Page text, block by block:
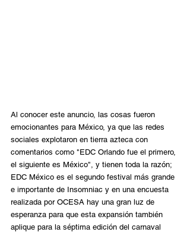
Al conocer este anuncio, las cosas fueron
emocionantes para México, ya que las redes
sociales explotaron en tierra azteca con
comentarios como "EDC Orlando fue el primero,
el siguiente es México", y tienen toda la razón;
EDC México es el segundo festival más grande
e importante de Insomniac y en una encuesta
realizada por OCESA hay una gran luz de
esperanza para que esta expansión también
aplique para la séptima edición del carnaval